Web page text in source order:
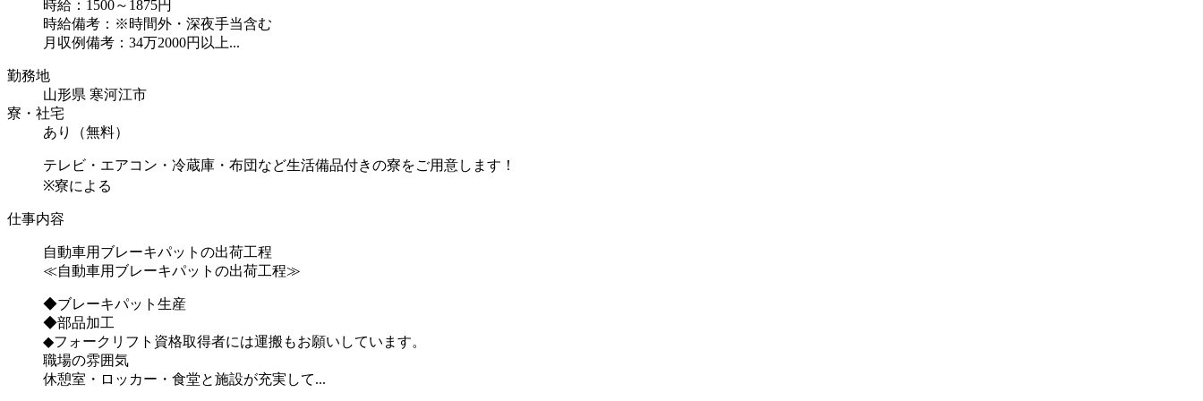
時給：1500～1875円
時給備考：※時間外・深夜手当含む
月収例備考：34万2000円以上...
勤務地
山形県 寒河江市
寮・社宅
あり（無料）
テレビ・エアコン・冷蔵庫・布団など生活備品付きの寮をご用意します！
※寮による
仕事内容
自動車用ブレーキパットの出荷工程
≪自動車用ブレーキパットの出荷工程≫
◆ブレーキパット生産
◆部品加工
◆フォークリフト資格取得者には運搬もお願いしています。
職場の雰囲気
休憩室・ロッカー・食堂と施設が充実して...